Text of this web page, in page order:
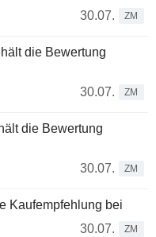
30.07.
ZM
die Bewertung
30.07.
ZM
die Bewertung
30.07.
ZM
Kaufempfehlung bei
30.07.
ZM